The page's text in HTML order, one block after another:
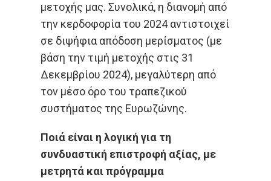
μετοχής μας. Συνολικά, η διανομή από
την κερδοφορία του 2024 αντιστοιχεί
σε διψήφια απόδοση μερίσματος (με
βάση την τιμή μετοχής στις 31
Δεκεμβρίου 2024), μεγαλύτερη από
τον μέσο όρο του τραπεζικού
συστήματος της Ευρωζώνης.
Ποιά είναι η λογική για τη
συνδυαστική επιστροφή αξίας, με
μετρητά και πρόγραμμα